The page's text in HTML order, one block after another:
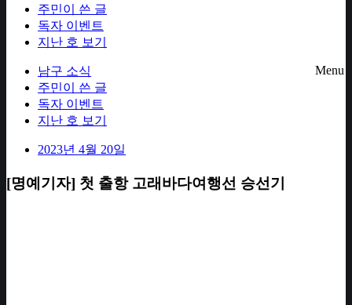
주민이 쓴 글
독자 이벤트
지난 호 보기
Menu
남구 소식
주민이 쓴 글
독자 이벤트
지난 호 보기
2023년 4월 20일
[명예기자] 첫 출항 고래바다여행선 승선기